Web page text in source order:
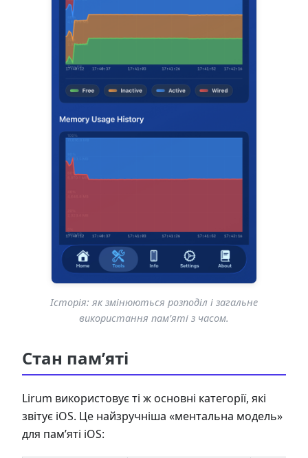
Історія: як змінюються розподіл і загальне
використання пам’яті з часом.
Стан пам’яті
Lirum використовує ті ж основні категорії, які
звітує iOS. Це найзручніша «ментальна модель»
для пам’яті iOS: